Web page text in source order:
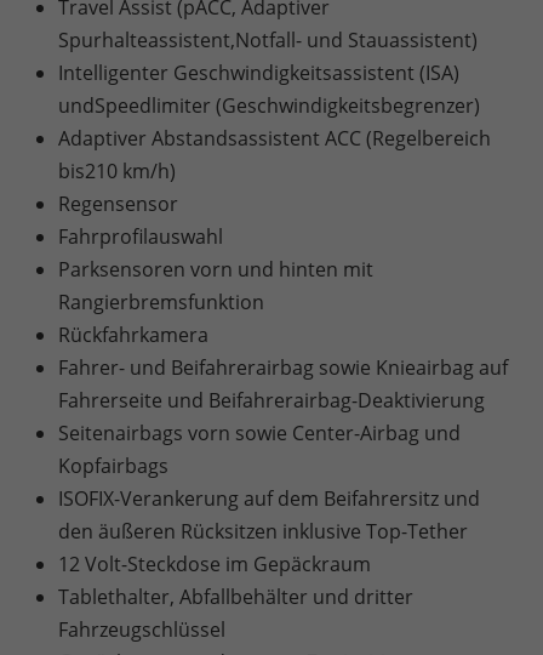
Travel Assist (pACC, Adaptiver
Spurhalteassistent,Notfall- und Stauassistent)
Intelligenter Geschwindigkeitsassistent (ISA)
undSpeedlimiter (Geschwindigkeitsbegrenzer)
Adaptiver Abstandsassistent ACC (Regelbereich
bis210 km/h)
Regensensor
Fahrprofilauswahl
Parksensoren vorn und hinten mit
Rangierbremsfunktion
Rückfahrkamera
Fahrer- und Beifahrerairbag sowie Knieairbag auf
Fahrerseite und Beifahrerairbag-Deaktivierung
Seitenairbags vorn sowie Center-Airbag und
Kopfairbags
ISOFIX-Verankerung auf dem Beifahrersitz und
den äußeren Rücksitzen inklusive Top-Tether
12 Volt-Steckdose im Gepäckraum
Tablethalter, Abfallbehälter und dritter
Fahrzeugschlüssel